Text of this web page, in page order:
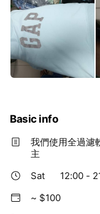
Basic info
我們使用全過濾
主
Sat
12:00 -
~ $100